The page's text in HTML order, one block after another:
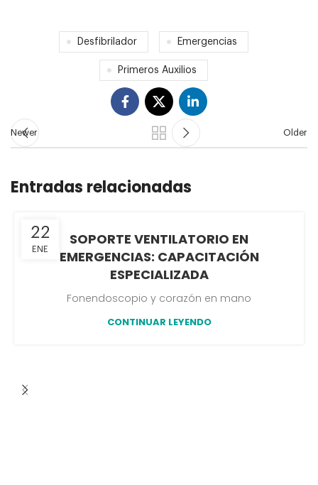
Desfibrilador Emergencias
Primeros Auxilios
Newer Older
Entradas relacionadas
22
ENE
SOPORTE VENTILATORIO EN
EMERGENCIAS: CAPACITACIÓN
ESPECIALIZADA
Fonendoscopio y corazón en mano
CONTINUAR LEYENDO